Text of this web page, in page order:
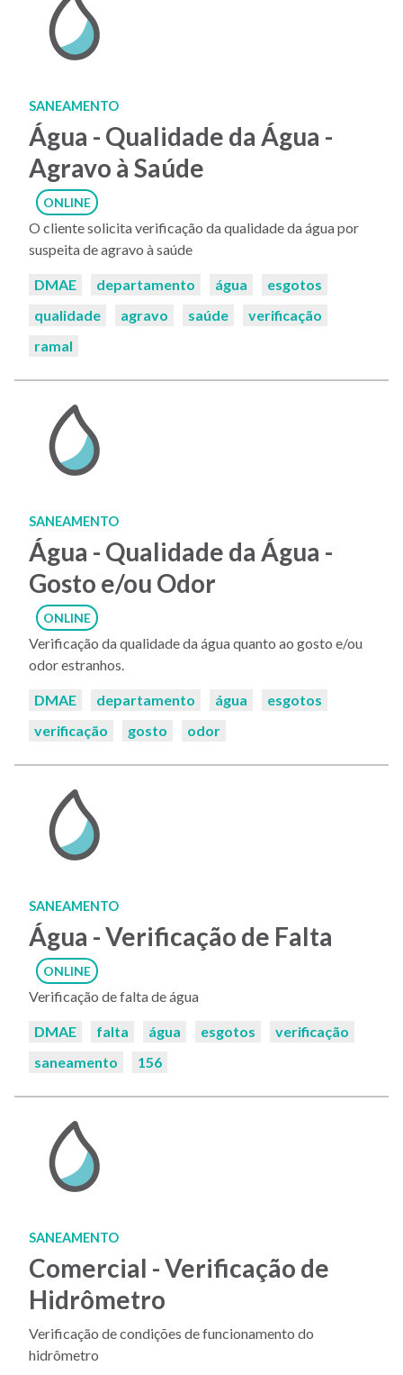
SANEAMENTO
Água - Qualidade da Água -
Agravo à Saúde
ONLINE
O cliente solicita verificação da qualidade da água por
suspeita de agravo à saúde
Palavras-
DMAE departamento água
esgotos
qualidade
agravo saúde
verificação
ramal
SANEAMENTO
Água - Qualidade da Água -
Gosto e/ou Odor
ONLINE
Verificação da qualidade da água quanto ao gosto e/ou
odor estranhos.
Palavras-
DMAE departamento água
esgotos
verificação
gosto odor
SANEAMENTO
Água - Verificação de Falta
ONLINE
Verificação de falta de água
Palavras-
DMAE falta água esgotos
verificação
saneamento
156
SANEAMENTO
Comercial - Verificação de
Hidrômetro
Verificação de condições de funcionamento do
hidrômetro